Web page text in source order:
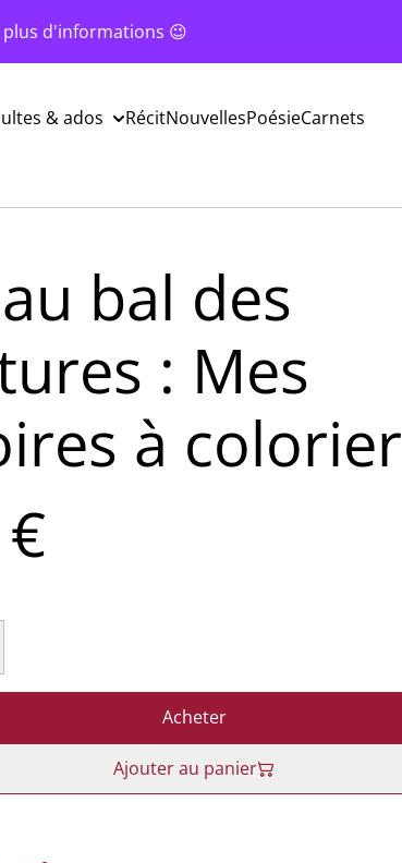
plus d'informations 😉
& ados RécitNouvellesPoésieCarnets
bal des
: Mes
à colorier
Acheter
Ajouter au panier